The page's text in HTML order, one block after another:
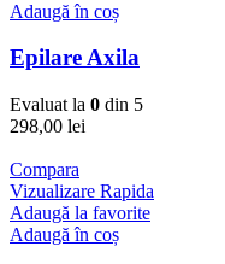
Adaugă în coș
Epilare Axila
Evaluat la 0 din 5
298,00 lei
Compara
Vizualizare Rapida
Adaugă la favorite
Adaugă în coș